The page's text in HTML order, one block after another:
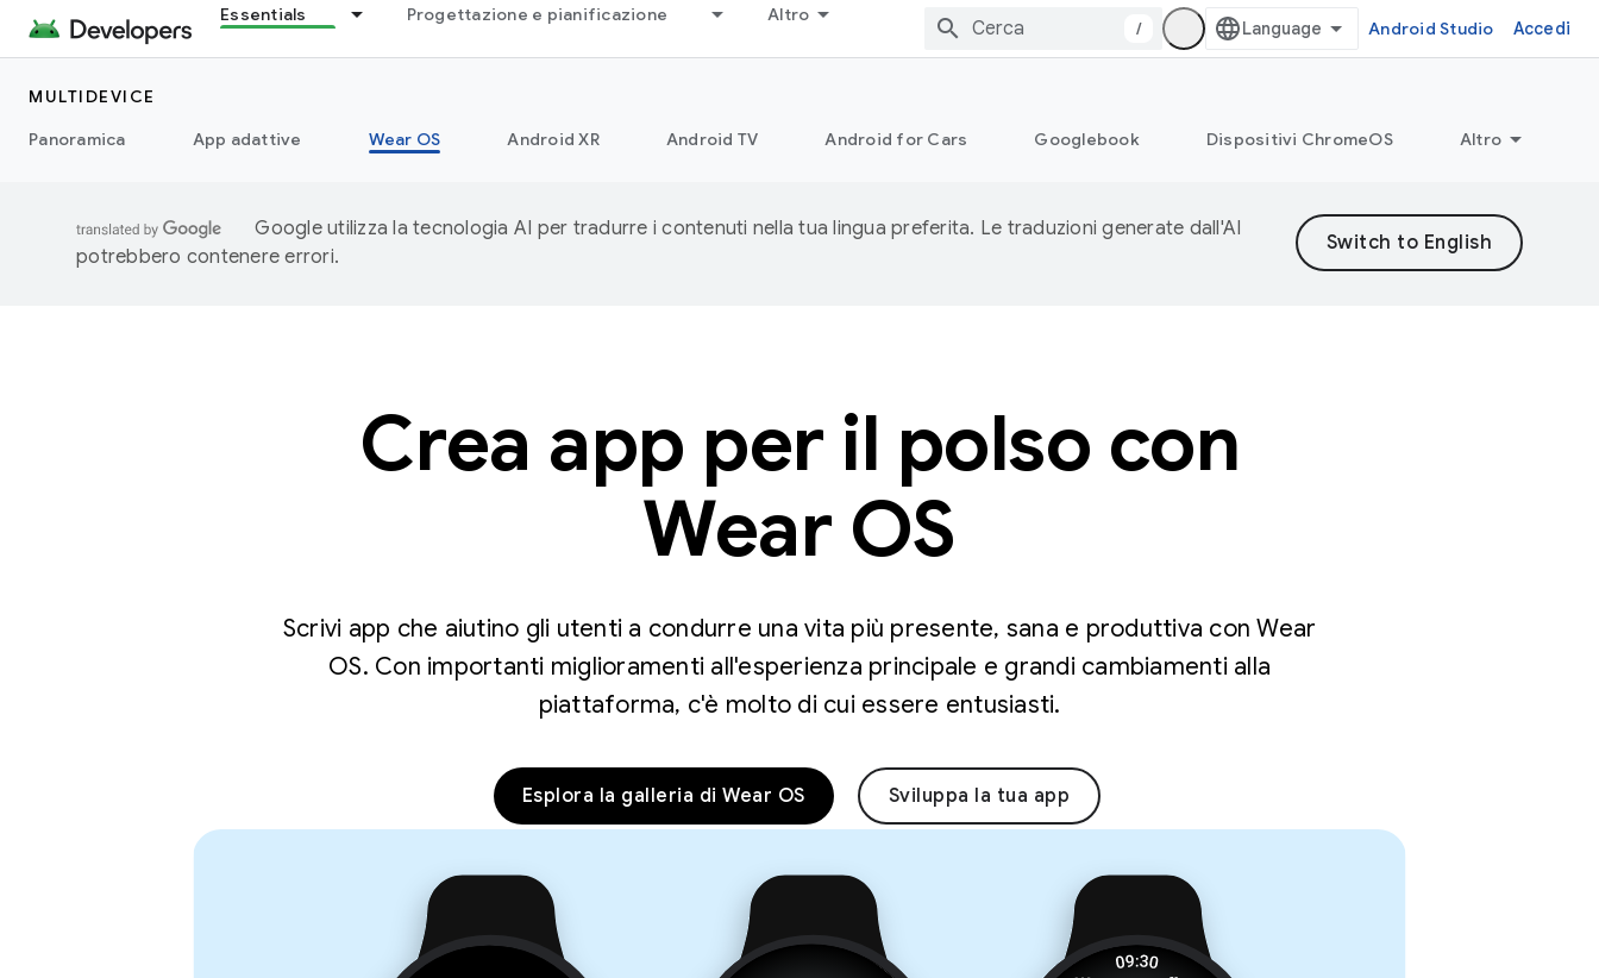
Essentials Progettazione e pianificazione Altro
/ Android Studio Accedi
MULTIDEVICE
Panoramica
App adattive Wear OS Android XR Android TV Android for Cars Googlebook Dispositivi ChromeOS Altro
Google utilizza la tecnologia AI per tradurre i contenuti nella tua lingua preferita. Le traduzioni generate dall'AI
potrebbero contenere errori.
Crea app per il polso con
Wear OS
Scrivi app che aiutino gli utenti a condurre una vita più presente, sana e produttiva con Wear
OS. Con importanti miglioramenti all'esperienza principale e grandi cambiamenti alla
piattaforma, c'è molto di cui essere entusiasti.
Esplora la galleria di Wear OS Sviluppa la tua app